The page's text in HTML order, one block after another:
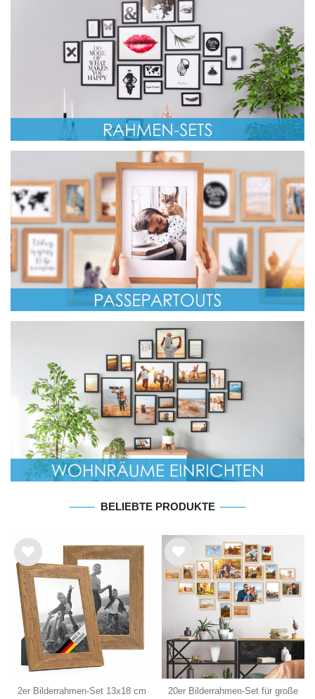
BELIEBTE PRODUKTE
Wu
nsc
hlist
e
2er Bilderrahmen-Set 13x18 cm
Wu
nsc
hlist
20er Bilderrahmen-Set für große